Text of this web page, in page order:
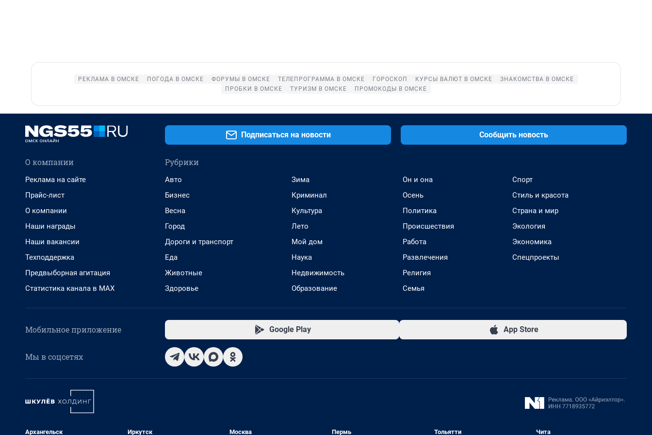
РЕКЛАМА В ОМСКЕ ПОГОДА В ОМСКЕ ФОРУМЫ В ОМСКЕ ТЕЛЕПРОГРАММА В ОМСКЕ ГОРОСКОП КУРСЫ ВАЛЮТ В ОМСКЕ
ЗНАКОМСТВА В ОМСКЕ
ПРОБКИ В ОМСКЕ
ТУРИЗМ В ОМСКЕ ПРОМОКОДЫ В ОМСКЕ
Подписаться на новости Сообщить новость
О компании
Реклама на сайте
Прайс-лист
О компании
Наши награды
Наши вакансии
Техподдержка
Предвыборная агитация
Статистика канала в MAX
Рубрики
Авто
Бизнес
Весна
Город
Дороги и транспорт
Еда
Животные
Здоровье
Зима
Криминал
Культура
Лето
Мой дом
Наука
Недвижимость
Образование
Он и она
Осень
Политика
Происшествия
Работа
Развлечения
Религия
Семья
Спорт
Стиль и красота
Страна и мир
Экология
Экономика
Спецпроекты
Мобильное приложение Google Play App Store
Мы в соцсетях
Архангельск Иркутск Москва Пермь Тольятти Чита